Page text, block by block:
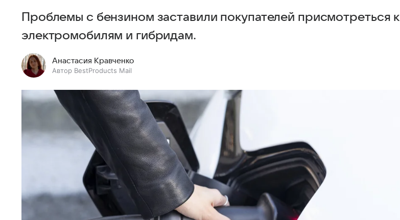
Проблемы с бензином заставили покупателей присмотреться к
электромобилям и гибридам.
Анастасия Кравченко
Автор BestProducts Mail